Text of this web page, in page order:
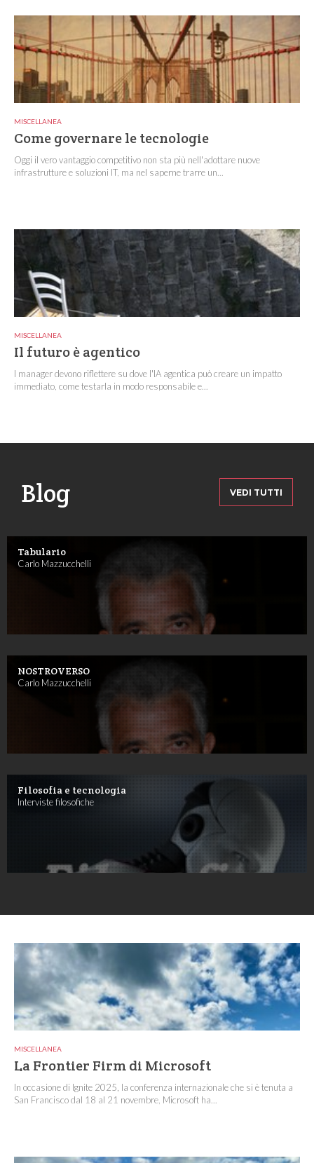
MISCELLANEA
Come governare le tecnologie
Oggi il vero vantaggio competitivo non sta più nell'adottare nuove
infrastrutture e soluzioni IT, ma nel saperne trarre un...
MISCELLANEA
Il futuro è agentico
I manager devono riflettere su dove l'IA agentica può creare un impatto
immediato, come testarla in modo responsabile e...
Blog VEDI TUTTI
Tabulario
Carlo Mazzucchelli
NOSTROVERSO
Carlo Mazzucchelli
Filosofia e tecnologia
Interviste filosofiche
MISCELLANEA
La Frontier Firm di Microsoft
In occasione di Ignite 2025, la conferenza internazionale che si è tenuta a
San Francisco dal 18 al 21 novembre, Microsoft ha...